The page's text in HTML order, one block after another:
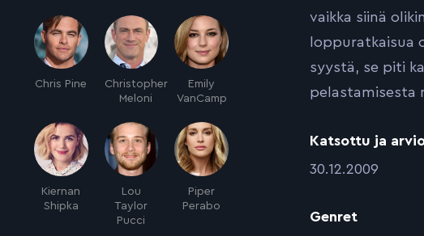
Chris Pine
Christopher
Meloni
Emily
VanCamp
Kiernan
Shipka
Lou
Taylor
Pucci
Piper
Perabo
vaikka siinä
loppuratkaisua
syystä, se piti
pelastamisesta
Katsottu ja
:30.12.2009
Genret